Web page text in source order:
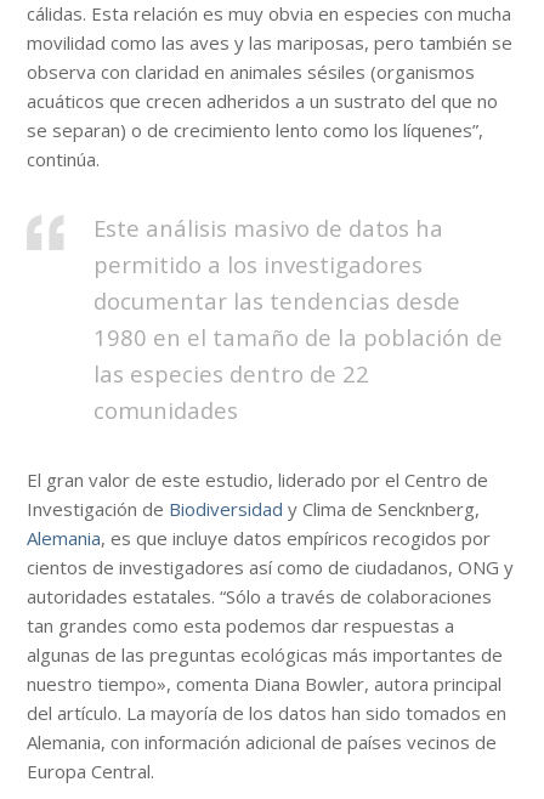
cálidas. Esta relación es muy obvia en especies con mucha
movilidad como las aves y las mariposas, pero también se
observa con claridad en animales sésiles (organismos
acuáticos que crecen adheridos a un sustrato del que no
se separan) o de crecimiento lento como los líquenes”,
continúa.
Este análisis masivo de datos ha
permitido a los investigadores
documentar las tendencias desde
1980 en el tamaño de la población de
las especies dentro de 22
comunidades
El gran valor de este estudio, liderado por el Centro de
Investigación de Biodiversidad y Clima de Sencknberg,
Alemania, es que incluye datos empíricos recogidos por
cientos de investigadores así como de ciudadanos, ONG y
autoridades estatales. “Sólo a través de colaboraciones
tan grandes como esta podemos dar respuestas a
algunas de las preguntas ecológicas más importantes de
nuestro tiempo», comenta Diana Bowler, autora principal
del artículo. La mayoría de los datos han sido tomados en
Alemania, con información adicional de países vecinos de
Europa Central.